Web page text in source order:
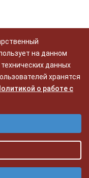
данных
на данном
данных
хранятся
о работе с
cookie делают сайт
предлагаемых услуг.